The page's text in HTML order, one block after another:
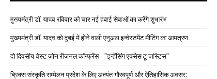
मुख्यमंत्री डॉ. यादव रविवार को चार नई हवाई सेवाओं का करेंगे शुभारंभ
मुख्यमंत्री डॉ. यादव को दुबई में होने वाली एनुअल इन्वेस्टमेंट मीटिंग का आमंत्रण
दो दिवसीय वेस्ट जोन रीजनल कॉन्फ्रेंस - "इन्हेंसिंग एक्सेस टू जस्टिस"
ब्रिक्स संस्कृति सम्मेलन प्रदेश के लिए अत्यंत गौरवपूर्ण और ऐतिहासिक अवसर: